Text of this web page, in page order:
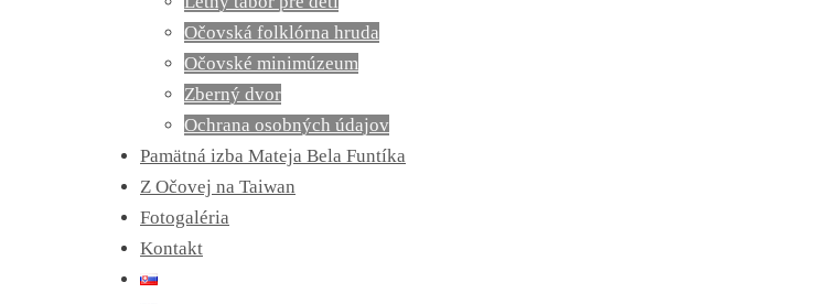
Očovská folklórna hruda
Očovské minimúzeum
Zberný dvor
Ochrana osobných údajov
Pamätná izba Mateja Bela Funtíka
Z Očovej na Taiwan
Fotogaléria
Kontakt